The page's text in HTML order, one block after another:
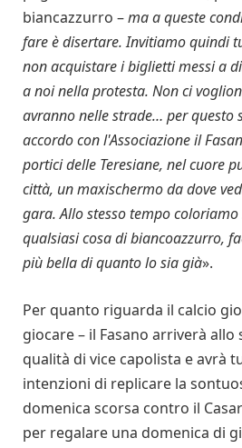
biancazzurro –ma a queste
fare è disertare. Invitiamo quindi
non acquistare i biglietti messi a
a noi nella protesta. Non ci
avranno nelle strade… per questo
accordo con l'Associazione il
portici delle Teresiane, nel cuore
città, un maxischermo da dove
gara. Allo stesso tempo
qualsiasi cosa di biancoazzurro,
più bella di quanto lo sia già».
Per quanto riguarda il calcio
giocare – il Fasano arriverà allo
qualità di vice capolista e avrà
intenzioni di replicare la
domenica scorsa contro il
per regalare una domenica di